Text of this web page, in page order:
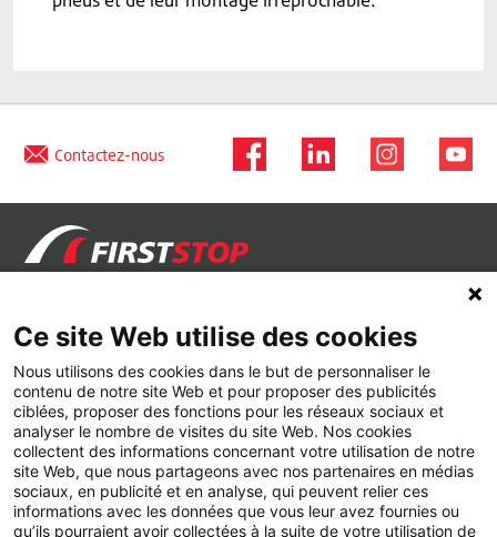
Contactez-nous
+
Pneus Hiver
Pneus Toutes Saisons
Pneus 4x4
Michelin
Continental
Goodyear
Services
Climatisation
Parallélisme
Conseils
Qui sommes-nous ?
Ce site Web utilise des cookies
Nous utilisons des cookies dans le but de personnaliser le
contenu de notre site Web et pour proposer des publicités
ciblées, proposer des fonctions pour les réseaux sociaux et
analyser le nombre de visites du site Web. Nos cookies
collectent des informations concernant votre utilisation de notre
site Web, que nous partageons avec nos partenaires en médias
sociaux, en publicité et en analyse, qui peuvent relier ces
informations avec les données que vous leur avez fournies ou
qu’ils pourraient avoir collectées à la suite de votre utilisation de